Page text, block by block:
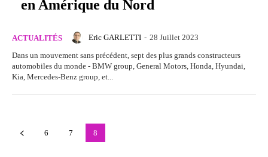
en Amérique du Nord
ACTUALITÉS Eric GARLETTI - 28 Juillet 2023
Dans un mouvement sans précédent, sept des plus grands constructeurs
automobiles du monde - BMW group, General Motors, Honda, Hyundai,
Kia, Mercedes-Benz group, et...
6 7 8